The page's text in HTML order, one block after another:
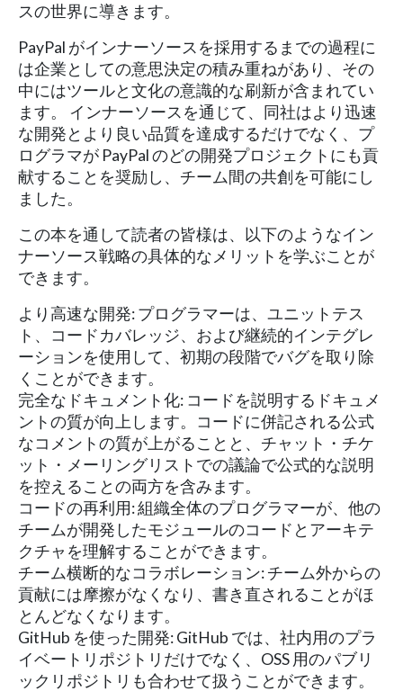
スの世界に導きます。
PayPal がインナーソースを採用するまでの過程に
は企業としての意思決定の積み重ねがあり、その
中にはツールと文化の意識的な刷新が含まれてい
ます。 インナーソースを通じて、同社はより迅速
な開発とより良い品質を達成するだけでなく、プ
ログラマが PayPal のどの開発プロジェクトにも貢
献することを奨励し、チーム間の共創を可能にし
ました。
この本を通して読者の皆様は、以下のようなイン
ナーソース戦略の具体的なメリットを学ぶことが
できます。
より高速な開発: プログラマーは、ユニットテス
ト、コードカバレッジ、および継続的インテグレ
ーションを使用して、初期の段階でバグを取り除
くことができます。
完全なドキュメント化: コードを説明するドキュメ
ントの質が向上します。コードに併記される公式
なコメントの質が上がることと、チャット・チケ
ット・メーリングリストでの議論で公式的な説明
を控えることの両方を含みます。
コードの再利用: 組織全体のプログラマーが、他の
チームが開発したモジュールのコードとアーキテ
クチャを理解することができます。
チーム横断的なコラボレーション: チーム外からの
貢献には摩擦がなくなり、書き直されることがほ
とんどなくなります。
GitHub を使った開発: GitHub では、社内用のプラ
イベートリポジトリだけでなく、OSS 用のパブリ
ックリポジトリも合わせて扱うことができます。